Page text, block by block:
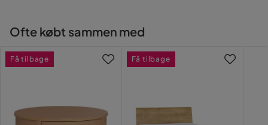
Ofte købt sammen med
Få tilbage Få tilbage